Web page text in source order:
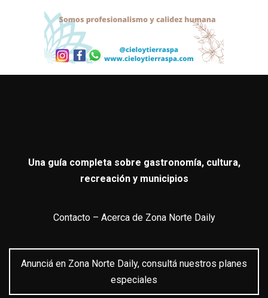
Una guía completa sobre gastronomía, cultura,
recreación y municipios
Contacto– Acerca de Zona Norte Daily
Anunciá en Zona Norte Daily, consultá nuestros planes
especiales